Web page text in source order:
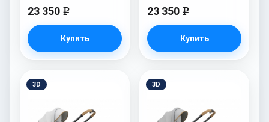
23 350 e
Купить
23 350 e
Купить
3D 3D